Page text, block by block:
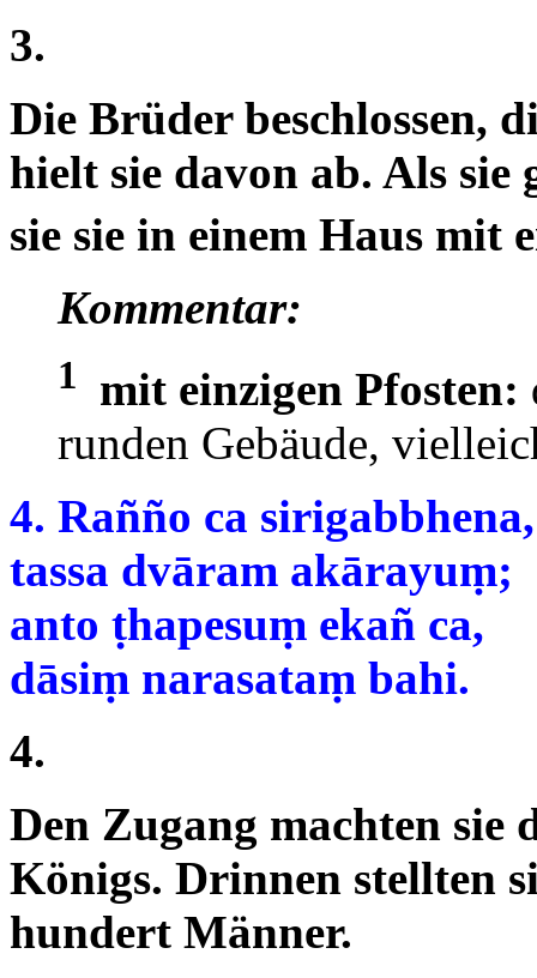
3.
Die Brüder beschlossen,
hielt sie davon ab. Als sie
sie sie in einem Haus mit
Kommentar:
1 mit einzigen Pfosten:
runden Gebäude,
4. Rañño ca sirigabbhena,
tassa dvāram akārayuṃ;
anto ṭhapesuṃ ekañ ca,
dāsiṃ narasataṃ bahi.
4.
Den Zugang machten sie
Königs. Drinnen stellten
hundert Männer.